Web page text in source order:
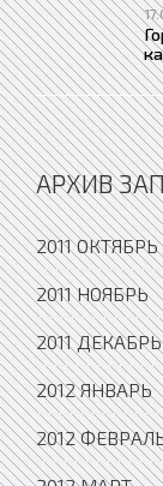
АРХИВ
2011 ОКТЯБРЬ
2011 НОЯБРЬ
2011 ДЕКАБРЬ
2012 ЯНВАРЬ
2012